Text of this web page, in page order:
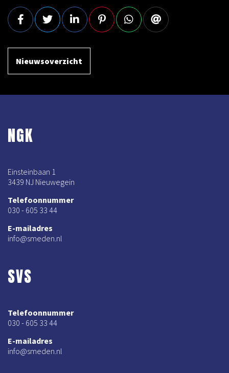
Nieuwsoverzicht
NGK
Einsteinbaan 1
3439 NJ Nieuwegein
Telefoonnummer
030 - 605 33 44
E-mailadres
info@smeden.nl
SVS
Telefoonnummer
030 - 605 33 44
E-mailadres
info@smeden.nl